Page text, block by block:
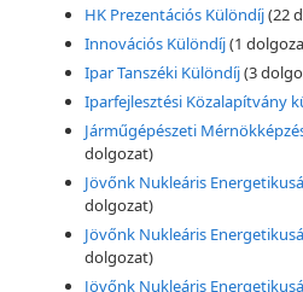
HK Prezentációs Különdíj(22
Innovációs Különdíj(1
Ipar Tanszéki Különdíj(3
Iparfejlesztési Közalapítvány
Járműgépészeti
dolgozat)
Jövőnk Nukleáris
dolgozat)
Jövőnk Nukleáris
dolgozat)
Jövőnk Nukleáris